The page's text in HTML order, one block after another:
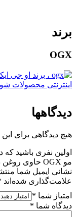
برند
OGX
دیدگاهها
هیچ دیدگاهی برای
اولین نفری باشید که
مو OGX حاوی روغن درخت چای و نعنا 385 میلی لیتر”
نشانی ایمیل شما
علامت‌گذاری شده‌اند
امتیاز شما *
دیدگاه شما *